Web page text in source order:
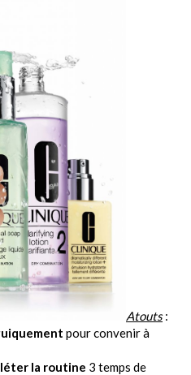
Atouts:
pour convenir à
la routine 3 temps de